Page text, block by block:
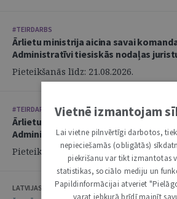
#TEIRDARBS
Ārlietu ministrija aicina savai
Administratīvi tiesiskās nodaļas
Pieteikšanās līdz: 21.08.2026.
#TEIRDARBS
Ārlietu ministrija aicina savai
Administratīvi tiesiskās nodaļas
Pieteikšanās līdz: 21.08.2026.
LATVIJAS ZVĒRINĀTU ADVOKĀTU PADOME
Vietnē izmantojam
Lai vietne pilnvērtīgi darbotos,
nepieciešamās (obligātās)
piekrišanu var tikt izmantotas
statistikas, sociālo mediju un
Papildinformācijai atveriet
varat jebkurā brīdī mainīt